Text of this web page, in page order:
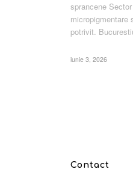
sprancene
micropigmentare
potrivit.
iunie 3, 2026
Contact